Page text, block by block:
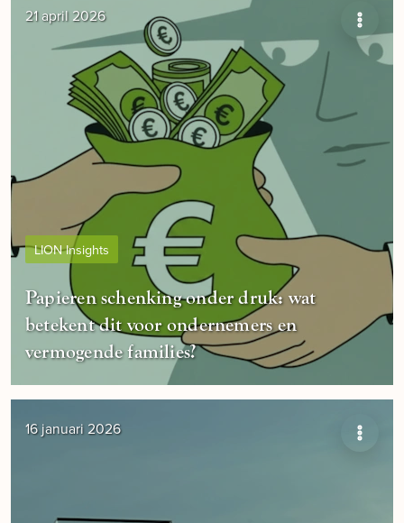
21 april 2026
LION Insights
Papieren schenking onder druk: wat
betekent dit voor ondernemers en
vermogende families?
16 januari 2026